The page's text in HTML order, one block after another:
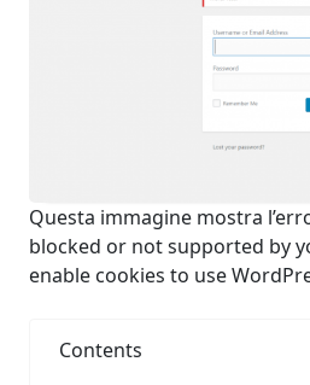
Questa immagine mostra
blocked or not supported by
enable cookies to use
Contents